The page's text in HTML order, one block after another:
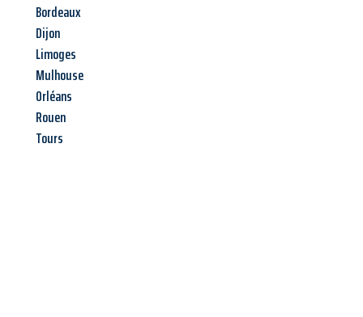
Bordeaux
Dijon
Limoges
Mulhouse
Orléans
Rouen
Tours